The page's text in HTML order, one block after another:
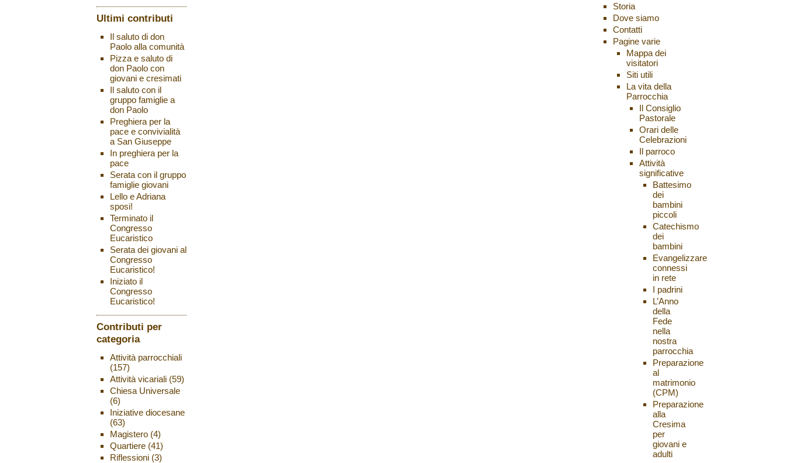
Ultimi contributi
Il saluto di don
Paolo alla comunità
Pizza e saluto di
don Paolo con
giovani e cresimati
Il saluto con il
gruppo famiglie a
don Paolo
Preghiera per la
pace e convivialità
a San Giuseppe
In preghiera per la
pace
Serata con il gruppo
famiglie giovani
Lello e Adriana
sposi!
Terminato il
Congresso
Eucaristico
Serata dei giovani al
Congresso
Eucaristico!
Iniziato il
Congresso
Eucaristico!
Contributi per
categoria
Attività parrocchiali
(157)
Attività vicariali(59)
Chiesa Universale
(6)
Iniziative diocesane
(63)
Magistero(4)
Quartiere(41)
Riflessioni(3)
Storia
Dove siamo
Contatti
Pagine varie
Mappa dei
visitatori
Siti utili
La vita della
Parrocchia
Il Consiglio
Pastorale
Orari delle
Celebrazioni
Il parroco
Attività
significative
Battesimo
dei
bambini
piccoli
Catechismo
dei
bambini
Evangelizzare
connessi
in rete
I padrini
L’Anno
della
Fede
nella
nostra
parrocchia
Preparazione
al
matrimonio
(CPM)
Preparazione
alla
Cresima
per
giovani e
adulti